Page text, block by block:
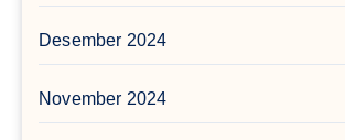
Desember 2024
November 2024